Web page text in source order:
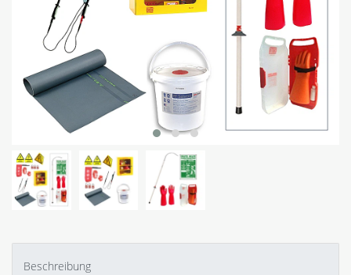
Beschreibung